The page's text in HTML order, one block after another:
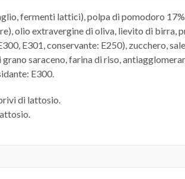
fermenti lattici), polpa di pomodoro
olio extravergine di oliva, lievito di birra,
E301, conservante: E250), zucchero,
saraceno, farina di riso,
E300.
di lattosio.